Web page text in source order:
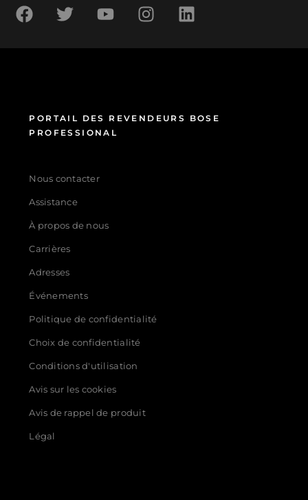
PORTAIL DES REVENDEURS BOSE
PROFESSIONAL
Nous contacter
Assistance
À propos de nous
Carrières
Adresses
Événements
Politique de confidentialité
Choix de confidentialité
Conditions d'utilisation
Avis sur les cookies
Avis de rappel de produit
Légal